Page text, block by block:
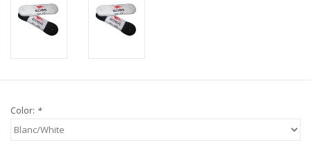
Color: *